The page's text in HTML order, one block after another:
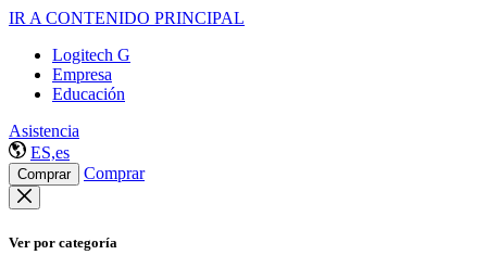
IR A CONTENIDO PRINCIPAL
Logitech G
Empresa
Educación
Asistencia
ES,es
Comprar Comprar
Ver por categoría